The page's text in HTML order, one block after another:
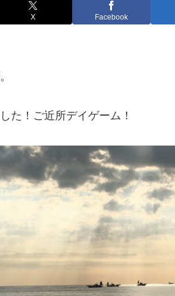
X Facebook
た！ご近所デイゲーム！